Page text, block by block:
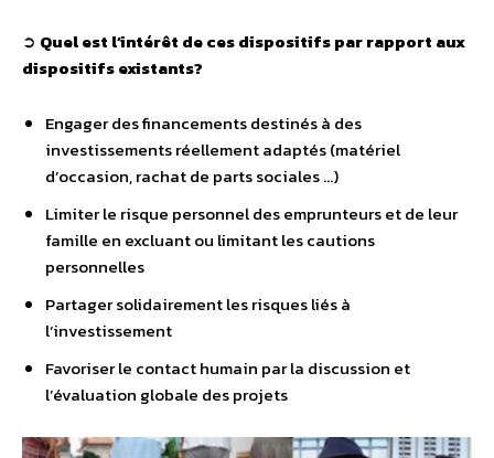
➲ Quel est l’intérêt de ces dispositifs par rapport aux
dispositifs existants?
Engager des financements destinés à des
investissements réellement adaptés (matériel
d’occasion, rachat de parts sociales …)
Limiter le risque personnel des emprunteurs et de leur
famille en excluant ou limitant les cautions
personnelles
Partager solidairement les risques liés à
l’investissement
Favoriser le contact humain par la discussion et
l’évaluation globale des projets